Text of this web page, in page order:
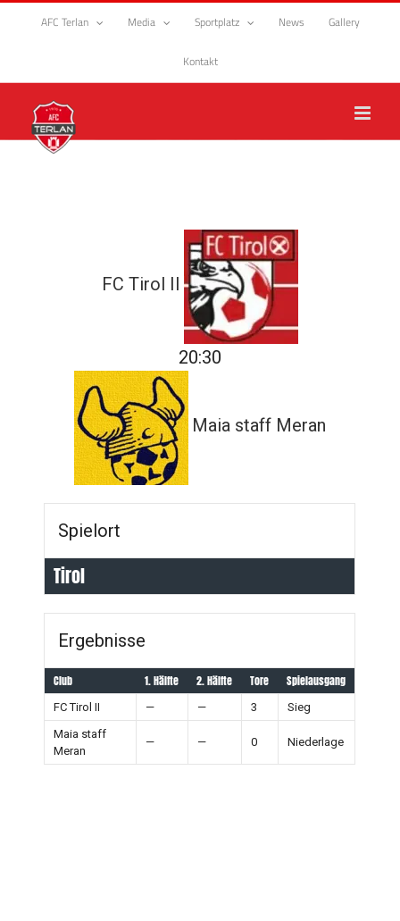
Zum
AFC Terlan Media Sportplatz News Gallery
Kontakt
FC Tirol II
20:30
Maia staff Meran
Spielort
Tirol
Ergebnisse
Club 1. Hälfte 2. Hälfte Tore Spielausgang
FC Tirol II — — 3
Sieg
Maia staff
Meran
— — 0 Niederlage